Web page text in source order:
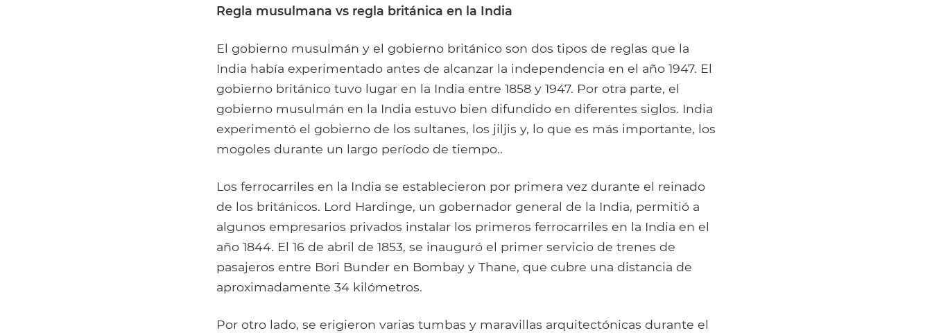
Facebook Google+Tumblr
Regla musulmana vs regla británica en la India
El gobierno musulmán y el gobierno británico son dos tipos de reglas que la
India había experimentado antes de alcanzar la independencia en el año 1947. El
gobierno británico tuvo lugar en la India entre 1858 y 1947. Por otra parte, el
gobierno musulmán en la India estuvo bien difundido en diferentes siglos. India
experimentó el gobierno de los sultanes, los jiljis y, lo que es más importante, los
mogoles durante un largo período de tiempo..
Los ferrocarriles en la India se establecieron por primera vez durante el reinado
de los británicos. Lord Hardinge, un gobernador general de la India, permitió a
algunos empresarios privados instalar los primeros ferrocarriles en la India en el
año 1844. El 16 de abril de 1853, se inauguró el primer servicio de trenes de
pasajeros entre Bori Bunder en Bombay y Thane, que cubre una distancia de
aproximadamente 34 kilómetros.
Por otro lado, se erigieron varias tumbas y maravillas arquitectónicas durante el